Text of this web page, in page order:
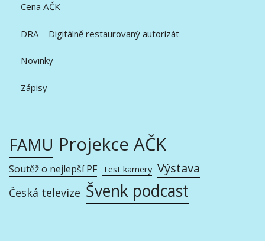
Cena AČK
DRA – Digitálně restaurovaný autorizát
Novinky
Zápisy
FAMU Projekce AČK
Soutěž o nejlepší PF Test kamery Výstava
Česká televize Švenk podcast